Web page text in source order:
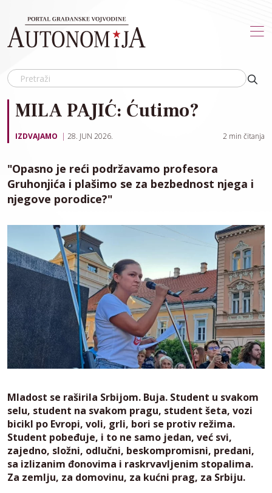
MILA PAJIĆ: Ćutimo?
IZDVAJAMO 28. JUN 2026. 2 min čitanja
"Opasno je reći podržavamo profesora
Gruhonjića i plašimo se za bezbednost njega i
njegove porodice?"
Mladost se raširila Srbijom. Buja. Student u svakom
selu, student na svakom pragu, student šeta, vozi
bicikl po Evropi, voli, grli, bori se protiv režima.
Student pobeđuje, i to ne samo jedan, već svi,
zajedno, složni, odlučni, beskompromisni, predani,
sa izlizanim đonovima i raskrvavljenim stopalima.
Za zemlju, za domovinu, za kućni prag, za Srbiju.